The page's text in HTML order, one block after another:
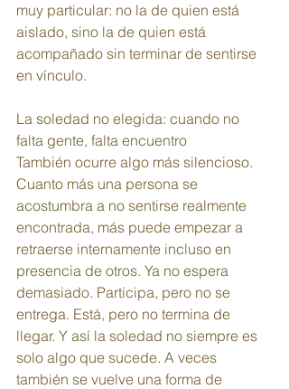
muy particular: no la de quien está
aislado, sino la de quien está
acompañado sin terminar de sentirse
en vínculo.
La soledad no elegida: cuando no
falta gente, falta encuentro
También ocurre algo más silencioso.
Cuanto más una persona se
acostumbra a no sentirse realmente
encontrada, más puede empezar a
retraerse internamente incluso en
presencia de otros. Ya no espera
demasiado. Participa, pero no se
entrega. Está, pero no termina de
llegar. Y así la soledad no siempre es
solo algo que sucede. A veces
también se vuelve una forma de